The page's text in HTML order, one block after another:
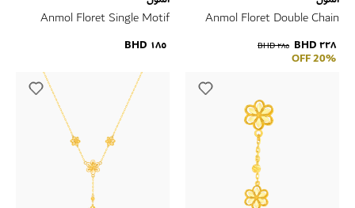
Anmol Floret Double Chain
٢٢٨ BHD ٢٨٥ BHD
20% OFF
Anmol Floret Single Motif
١٨٥ BHD